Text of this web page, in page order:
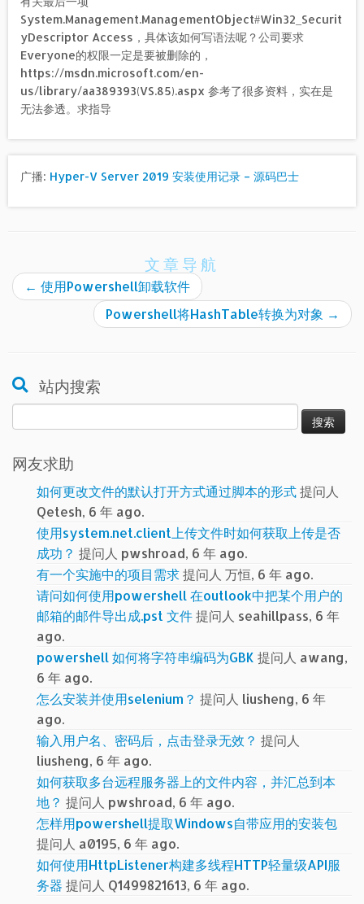
System.Management.ManagementObject#Win32_Securit
yDescriptor Access，具体该如何写语法呢？公司要求
Everyone的权限一定是要被删除的，
https://msdn.microsoft.com/en-
us/library/aa389393(VS.85).aspx 参考了很多资料，实在是
无法参透。求指导
广播: Hyper-V Server 2019 安装使用记录 – 源码巴士
文章导航
← 使用Powershell卸载软件
Powershell将HashTable转换为对象 →
站内搜索
索：
网友求助
如何更改文件的默认打开方式通过脚本的形式提问人
Qetesh, 6 年 ago.
使用system.net.client上传文件时如何获取上传是否
成功？ 提问人 pwshroad, 6 年 ago.
有一个实施中的项目需求提问人 万恒, 6 年 ago.
请问如何使用powershell 在outlook中把某个用户的
邮箱的邮件导出成.pst 文件提问人 seahillpass, 6 年
ago.
powershell 如何将字符串编码为GBK 提问人 awang,
6 年 ago.
怎么安装并使用selenium？ 提问人 liusheng, 6 年
ago.
输入用户名、密码后，点击登录无效？ 提问人
liusheng, 6 年 ago.
如何获取多台远程服务器上的文件内容，并汇总到本
地？ 提问人 pwshroad, 6 年 ago.
怎样用powershell提取Windows自带应用的安装包
提问人 a0195, 6 年 ago.
如何使用HttpListener构建多线程HTTP轻量级API服
务器 提问人 Q1499821613, 6 年 ago.